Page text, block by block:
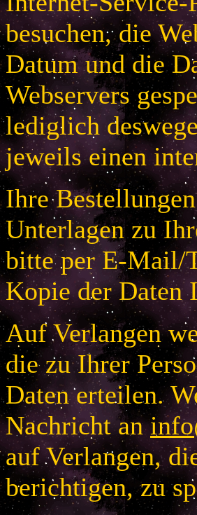
besuchen, die
Datum und die
Webservers
lediglich
jeweils einen
Ihre
Unterlagen zu
bitte per E-Mail/
Kopie der Daten
Auf Verlangen
die zu Ihrer
Daten erteilen.
Nachricht an
auf Verlangen,
berichtigen, zu